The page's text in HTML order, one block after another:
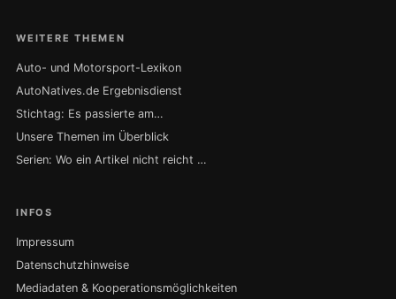
WEITERE THEMEN
Auto- und Motorsport-Lexikon
AutoNatives.de Ergebnisdienst
Stichtag: Es passierte am…
Unsere Themen im Überblick
Serien: Wo ein Artikel nicht reicht …
INFOS
Impressum
Datenschutzhinweise
Mediadaten & Kooperationsmöglichkeiten